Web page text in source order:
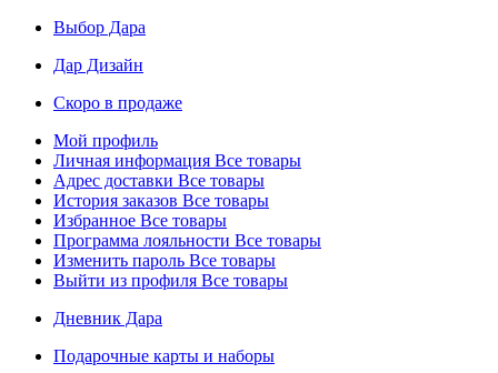
Выбор Дара
Дар Дизайн
Скоро в продаже
Мой профиль
Личная информация Все товары
Адрес доставки Все товары
История заказов Все товары
Избранное Все товары
Программа лояльности Все товары
Изменить пароль Все товары
Выйти из профиля Все товары
Дневник Дара
Подарочные карты и наборы